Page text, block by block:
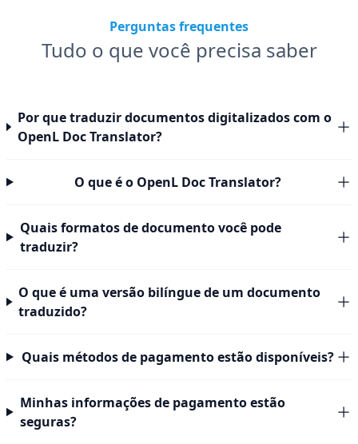
Perguntas frequentes
Tudo o que você precisa saber
Por que traduzir documentos digitalizados com o
OpenL Doc Translator?
O que é o OpenL Doc Translator?
Quais formatos de documento você pode
traduzir?
O que é uma versão bilíngue de um documento
traduzido?
Quais métodos de pagamento estão disponíveis?
Minhas informações de pagamento estão
seguras?